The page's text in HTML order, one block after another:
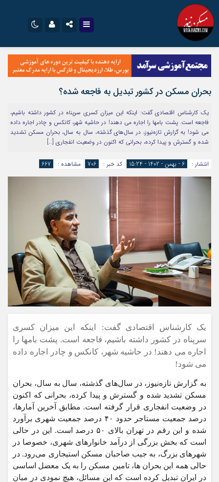
اینستاگرام
تلگرام
سروش
ایتا
آپارات
اپلیکیشن
نام کاربری یا نشانی ایمیل
رمز عبور
مرا به خاطر بسپار
بحران مسکن در کشور تبدیل به فاجعه شده؟
یک کارشناس اقتصادی گفت: اینکه این میزان کسری سرپناه در کشور داشته باشیم،
فاجعه است. پشت بامها را اجاره می دهند! در حاشیه شهر، کانکس و چادر اجاره داده
می شود! به گزارش تازه‌نیوز، در سال‌های گذشته، سال به سال، بحران مسکن تشدید
شده و گسترش و پیدا کرده، بحرانی که اکنون در وضعیت انفجاری […]
انتشار : 6 - بهمن - 1402 - 15:24 کد خبر : 706 مشاهده : 667
یک کارشناس اقتصادی گفت: اینکه این میزان کسری
سرپناه در کشور داشته باشیم، فاجعه است. پشت بامها را
اجاره می دهند! در حاشیه شهر، کانکس و چادر اجاره داده
می شود!
به گزارش تازه‌نیوز، در سال‌های گذشته، سال به سال، بحران
مسکن تشدید شده و گسترش و پیدا کرده، بحرانی که اکنون
در وضعیت انفجاری قرار گرفته است. مطابق آخرین آمارها،
درصد جمعیت مستاجر حدود ۴۰ درصد جمعیت شهری برآورد
شده و این رقم در تهران بالای ۵۰ درصد است. این در حالی
است که بخش بزرگی از درآمد خانوارهای شهری، خصوصا در
شهرهای بزرگ، به جیب صاحبان مسکن استیجاری می‌رود. در
حالی همه این بحران ها، تامین مسکن را به یک معضل اساسی
در ایران تبدیل کرده است که این مسائل، هیچ نمودی در میان